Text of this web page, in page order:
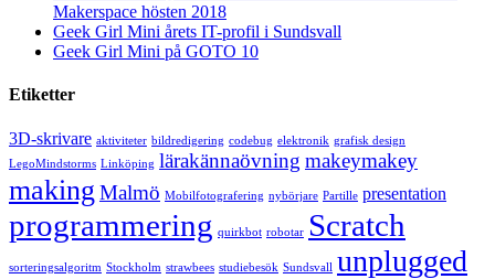
Makerspace hösten 2018
Geek Girl Mini årets IT-profil i Sundsvall
Geek Girl Mini på GOTO 10
Etiketter
3D-skrivare aktiviteter bildredigering codebug elektronik grafisk design
LegoMindstorms Linköping lärakännaövning makeymakey
making Malmö Mobilfotografering nybörjare Partille presentation
programmering quirkbot robotar Scratch
sorteringsalgoritm Stockholm strawbees studiebesök Sundsvall unplugged